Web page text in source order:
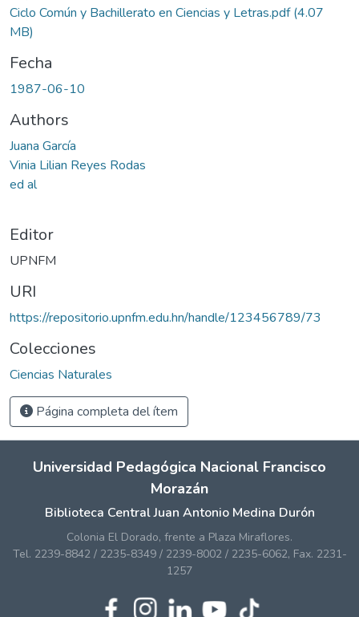
Ciclo Común y Bachillerato en Ciencias y Letras.pdf(4.07
MB)
Fecha
1987-06-10
Authors
Juana García
Vinia Lilian Reyes Rodas
ed al
Editor
UPNFM
URI
https://repositorio.upnfm.edu.hn/handle/123456789/73
Colecciones
Ciencias Naturales
Página completa del ítem
Universidad Pedagógica Nacional Francisco
Morazán
Biblioteca Central Juan Antonio Medina Durón
Colonia El Dorado, frente a Plaza Miraflores.
Tel. 2239-8842 / 2235-8349 / 2239-8002 / 2235-6062, Fax. 2231-
1257